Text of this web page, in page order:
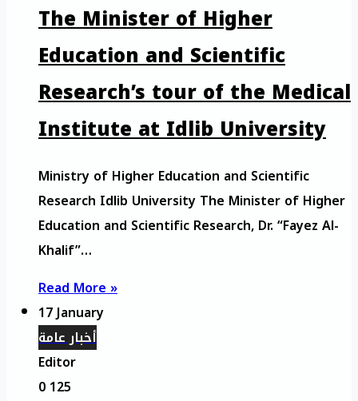
The Minister of Higher
Education and Scientific
Research’s tour of the Medical
Institute at Idlib University
Ministry of Higher Education and Scientific
Research Idlib University The Minister of Higher
Education and Scientific Research, Dr. “Fayez Al-
Khalif”…
Read More »
17 January
أخبار عامة
Editor
0125